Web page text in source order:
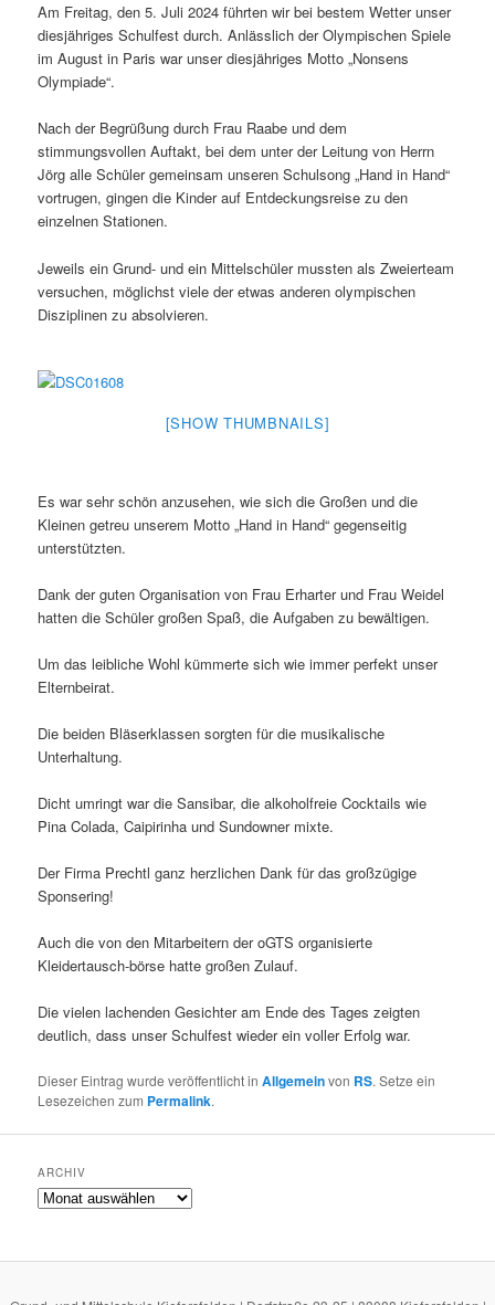
Am Freitag, den 5. Juli 2024 führten wir bei bestem Wetter unser
diesjähriges Schulfest durch. Anlässlich der Olympischen Spiele
im August in Paris war unser diesjähriges Motto „Nonsens
Olympiade“.
Nach der Begrüßung durch Frau Raabe und dem
stimmungsvollen Auftakt, bei dem unter der Leitung von Herrn
Jörg alle Schüler gemeinsam unseren Schulsong „Hand in Hand“
vortrugen, gingen die Kinder auf Entdeckungsreise zu den
einzelnen Stationen.
Jeweils ein Grund- und ein Mittelschüler mussten als Zweierteam
versuchen, möglichst viele der etwas anderen olympischen
Disziplinen zu absolvieren.
[SHOW THUMBNAILS]
Es war sehr schön anzusehen, wie sich die Großen und die
Kleinen getreu unserem Motto „Hand in Hand“ gegenseitig
unterstützten.
Dank der guten Organisation von Frau Erharter und Frau Weidel
hatten die Schüler großen Spaß, die Aufgaben zu bewältigen.
Um das leibliche Wohl kümmerte sich wie immer perfekt unser
Elternbeirat.
Die beiden Bläserklassen sorgten für die musikalische
Unterhaltung.
Dicht umringt war die Sansibar, die alkoholfreie Cocktails wie
Pina Colada, Caipirinha und Sundowner mixte.
Der Firma Prechtl ganz herzlichen Dank für das großzügige
Sponsering!
Auch die von den Mitarbeitern der oGTS organisierte
Kleidertausch-börse hatte großen Zulauf.
Die vielen lachenden Gesichter am Ende des Tages zeigten
deutlich, dass unser Schulfest wieder ein voller Erfolg war.
Dieser Eintrag wurde veröffentlicht inAllgemeinvon RS. Setze ein
Lesezeichen zum Permalink.
ARCHIV
Archiv